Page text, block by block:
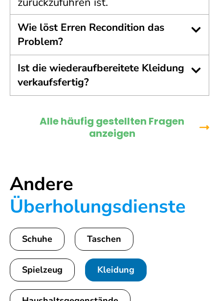
Wie löst Erren Recondition das
Problem?
Ist die wiederaufbereitete Kleidung
verkaufsfertig?
Alle häufig gestellten Fragen
anzeigen
Andere
Überholungsdienste
Schuhe Taschen
Spielzeug Kleidung